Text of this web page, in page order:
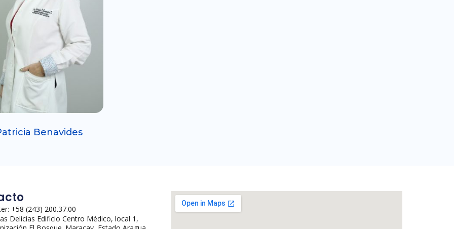
Benavides
+58 (243) 200.37.00
Delicias Edificio Centro Médico, local 1,